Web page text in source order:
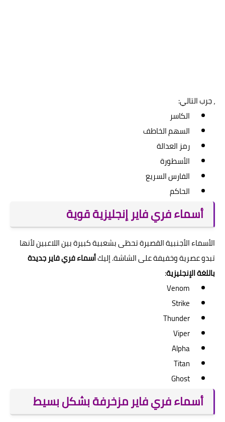
، جرب التالي:
الكاسر
السهم الخاطف
رمز العدالة
الأسطورة
الفارس السريع
الحاكم
أسماء فري فاير إنجليزية قوية
الأسماء الأجنبية القصيرة تحظى بشعبية كبيرة بين اللاعبين لأنها
تبدو عصرية وخفيفة على الشاشة. إليكأسماء فري فاير جديدة
باللغة الإنجليزية:
Venom
Strike
Thunder
Viper
Alpha
Titan
Ghost
أسماء فري فاير مزخرفة بشكل بسيط